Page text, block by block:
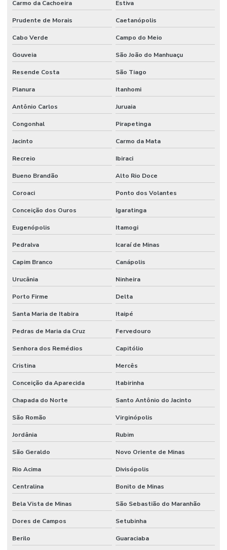
Carmo da Cachoeira Estiva
Prudente de Morais Caetanópolis
Cabo Verde Campo do Meio
Gouveia São João do Manhuaçu
Resende Costa São Tiago
Planura Itanhomi
Antônio Carlos Juruaia
Congonhal Pirapetinga
Jacinto Carmo da Mata
Recreio Ibiraci
Bueno Brandão Alto Rio Doce
Coroaci Ponto dos Volantes
Conceição dos Ouros Igaratinga
Eugenópolis Itamogi
Pedralva Icaraí de Minas
Capim Branco Canápolis
Urucânia Ninheira
Porto Firme Delta
Santa Maria de Itabira Itaipé
Pedras de Maria da Cruz Fervedouro
Senhora dos Remédios Capitólio
Cristina Mercês
Conceição da Aparecida Itabirinha
Chapada do Norte Santo Antônio do Jacinto
São Romão Virginópolis
Jordânia Rubim
São Geraldo Novo Oriente de Minas
Rio Acima Divisópolis
Centralina Bonito de Minas
Bela Vista de Minas São Sebastião do Maranhão
Dores de Campos Setubinha
Berilo Guaraciaba